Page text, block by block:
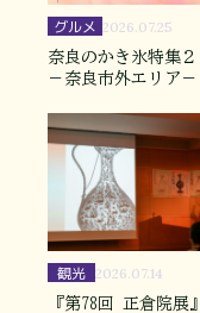
グルメ 2026.07.25
奈良のかき氷特集２
－奈良市外エリア－
観光 2026.07.14
『第78回 正倉院展